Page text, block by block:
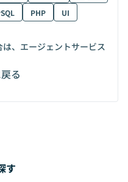
PHP
UI
、エージェントサービス
る
す